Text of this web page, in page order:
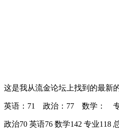
这是我从流金论坛上找到的最新
英语：71 政治：77 数学：
政治70 英语76 数学142 专业118